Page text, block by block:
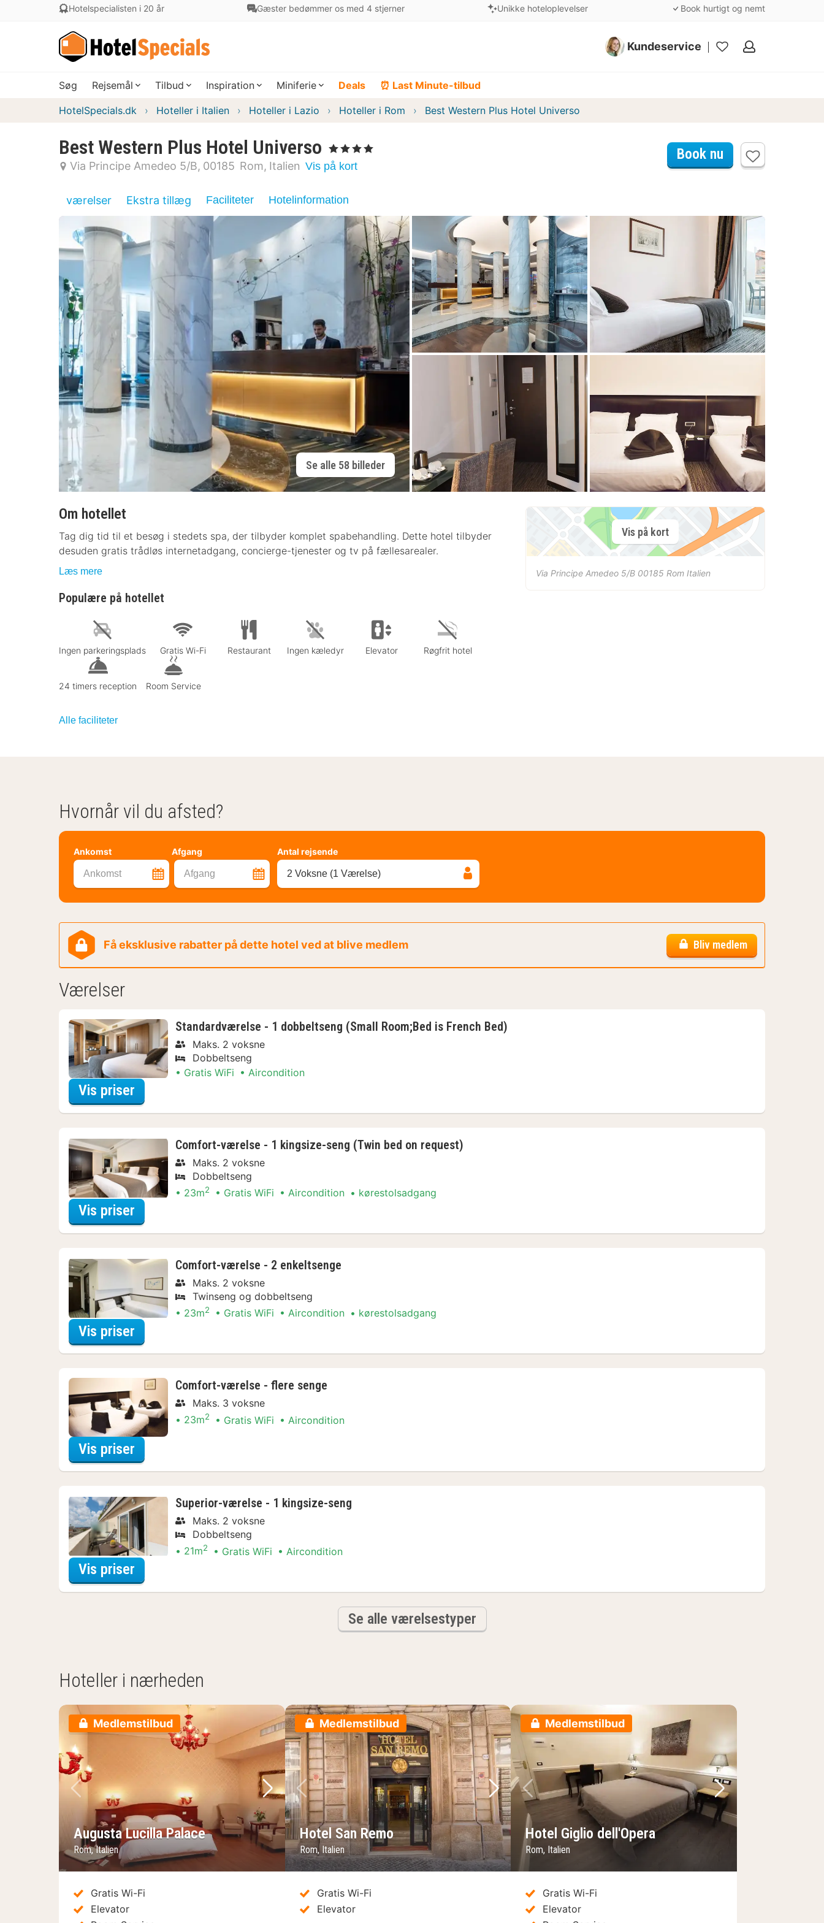
Hotelspecialisten i 20 år Gæster bedømmer os med 4 stjerner Unikke hoteloplevelser Book hurtigt og nemt
Kundeservice
Mine
Søg Rejsemål Tilbud Inspiration Miniferie Deals ⏰ Last Minute-tilbud
HotelSpecials.dk Hoteller i Italien Hoteller i Lazio Hoteller i Rom Best Western Plus Hotel Universo
Best Western Plus Hotel Universo , 4 Stjerner
Via Principe Amedeo 5/B 00185 Rom Italien Vis på kort
Book nu
værelser Ekstra tillæg Faciliteter Hotelinformation
Se alle 58 billeder
Om hotellet
Tag dig tid til et besøg i stedets spa, der tilbyder komplet spabehandling. Dette hotel tilbyder
desuden gratis trådløs internetadgang, concierge-tjenester og tv på fællesarealer.
Læs mere
Populære på hotellet
Ingen parkeringsplads Gratis Wi-Fi Restaurant Ingen kæledyr Elevator Røgfrit hotel
24 timers reception Room Service
Alle faciliteter
Vis på kort
Via Principe Amedeo 5/B 00185 Rom Italien
Hvornår vil du afsted?
Ankomst Afgang
Ankomst Afgang
Antal rejsende
2 Voksne (1 Værelse)
Få eksklusive rabatter på dette hotel ved at blive medlem Bliv medlem
Værelser
Standardværelse - 1 dobbeltseng (Small Room;Bed is French Bed)
Maks. 2 voksne
Dobbeltseng
Gratis WiFi
Aircondition
Vis priser
Comfort-værelse - 1 kingsize-seng (Twin bed on request)
Maks. 2 voksne
Dobbeltseng
23m2 Gratis WiFi Aircondition kørestolsadgang
Vis priser
Comfort-værelse - 2 enkeltsenge
Maks. 2 voksne
Twinseng og dobbeltseng
23m2 Gratis WiFi Aircondition kørestolsadgang
Vis priser
Comfort-værelse - flere senge
Maks. 3 voksne
23m2 Gratis WiFi Aircondition
Vis priser
Superior-værelse - 1 kingsize-seng
Maks. 2 voksne
Dobbeltseng
21m2 Gratis WiFi Aircondition
Vis priser
Se alle værelsestyper
Hoteller i nærheden
Medlemstilbud
Forrige billede
Næste billede
Augusta Lucilla Palace
Rom, Italien
Gratis Wi-Fi
Elevator
Medlemstilbud
Forrige billede
Næste billede
Hotel San Remo
Rom, Italien
Gratis Wi-Fi
Elevator
Medlemstilbud
Forrige billede
Næste billede
Hotel Giglio dell'Opera
Rom, Italien
Gratis Wi-Fi
Elevator